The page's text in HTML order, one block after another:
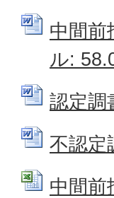
中間前
ル:
認定調
不認定
中間前